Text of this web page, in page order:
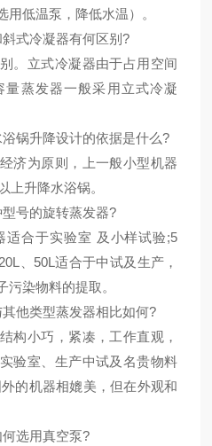
低温泵，降低水温）。
式冷凝器有何区别?
立式冷凝器由于占用空间
蒸发器一般采用立式冷凝
升降设计的依据是什么?
为原则，上一般小型机器
上升降水浴锅。
号的旋转蒸发器?
合于实验室 及小样试验;5
、50L适合于中试及生产，
染物料的提取。
他类型蒸发器相比如何?
小巧，紧凑，工作直观，
验室、生产中试及名贵物料
的机器相媲美，但在外观和
选用真空泵?